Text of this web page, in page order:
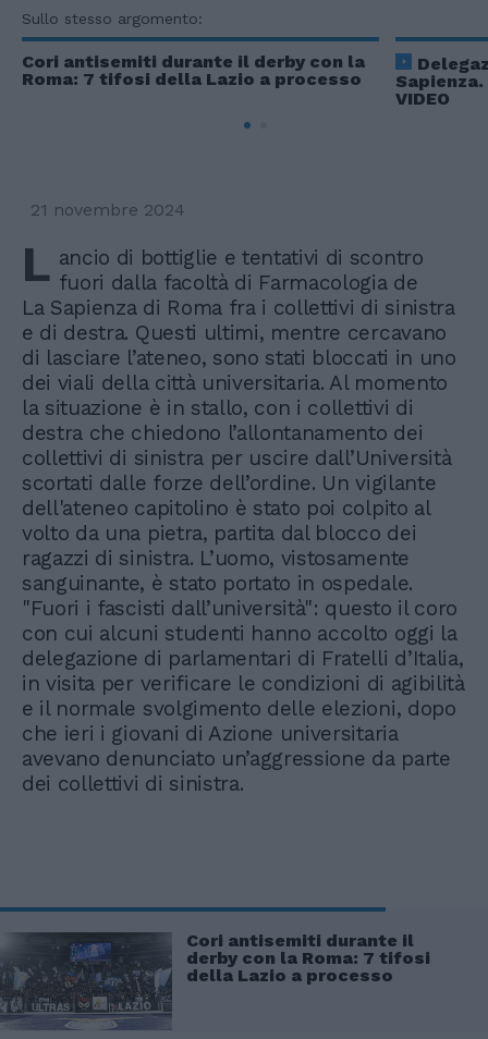
Sullo stesso argomento:
Cori antisemiti durante il derby con la
Roma: 7 tifosi della Lazio a processo
VIDEO
21 novembre 2024
L ancio di bottiglie e tentativi di scontro
fuori dalla facoltà di Farmacologia de
La Sapienza di Roma fra i collettivi di sinistra
e di destra. Questi ultimi, mentre cercavano
di lasciare l’ateneo, sono stati bloccati in uno
dei viali della città universitaria. Al momento
la situazione è in stallo, con i collettivi di
destra che chiedono l’allontanamento dei
collettivi di sinistra per uscire dall’Università
scortati dalle forze dell’ordine. Un vigilante
dell'ateneo capitolino è stato poi colpito al
volto da una pietra, partita dal blocco dei
ragazzi di sinistra. L’uomo, vistosamente
sanguinante, è stato portato in ospedale.
"Fuori i fascisti dall’università": questo il coro
con cui alcuni studenti hanno accolto oggi la
delegazione di parlamentari di Fratelli d’Italia,
in visita per verificare le condizioni di agibilità
e il normale svolgimento delle elezioni, dopo
che ieri i giovani di Azione universitaria
avevano denunciato un’aggressione da parte
dei collettivi di sinistra.
Cori antisemiti durante il
derby con la Roma: 7 tifosi
della Lazio a processo